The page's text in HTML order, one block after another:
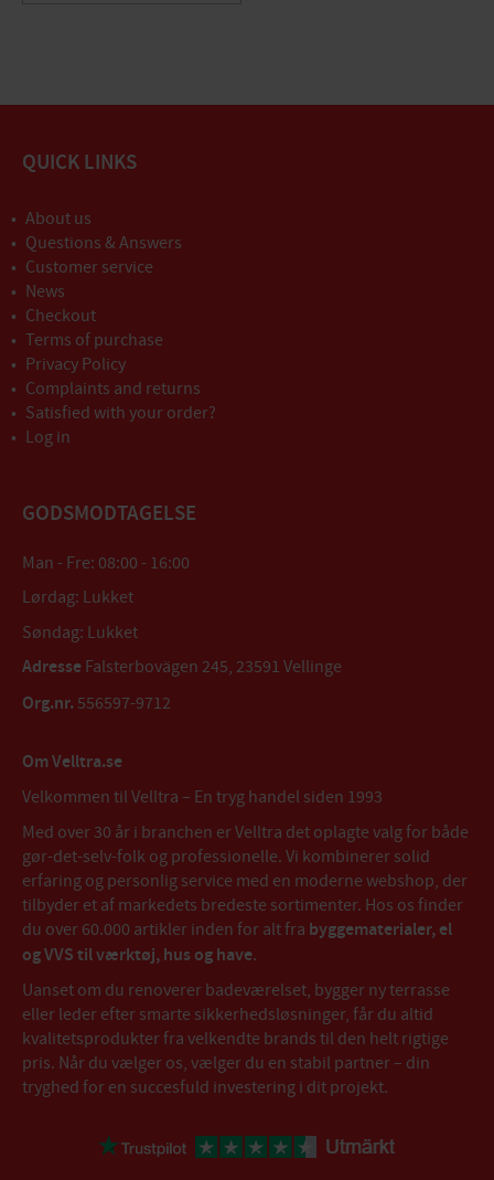
QUICK LINKS
About us
Questions & Answers
Customer service
News
Checkout
Terms of purchase
Privacy Policy
Complaints and returns
Satisfied with your order?
Log in
GODSMODTAGELSE
Man - Fre: 08:00 - 16:00
Lørdag: Lukket
Søndag: Lukket
Adresse Falsterbovägen 245, 23591 Vellinge
Org.nr. 556597-9712
Om Velltra.se
Velkommen til Velltra – En tryg handel siden 1993
Med over 30 år i branchen er Velltra det oplagte valg for både
gør-det-selv-folk og professionelle. Vi kombinerer solid
erfaring og personlig service med en moderne webshop, der
tilbyder et af markedets bredeste sortimenter. Hos os finder
du over 60.000 artikler inden for alt fra byggematerialer, el
og VVS til værktøj, hus og have.
Uanset om du renoverer badeværelset, bygger ny terrasse
eller leder efter smarte sikkerhedsløsninger, får du altid
kvalitetsprodukter fra velkendte brands til den helt rigtige
pris. Når du vælger os, vælger du en stabil partner – din
tryghed for en succesfuld investering i dit projekt.